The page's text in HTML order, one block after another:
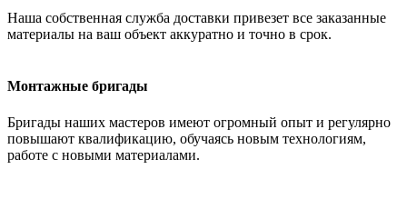
Наша собственная служба доставки привезет все заказанные
материалы на ваш объект аккуратно и точно в срок.
Монтажные бригады
Бригады наших мастеров имеют огромный опыт и регулярно
повышают квалификацию, обучаясь новым технологиям,
работе с новыми материалами.